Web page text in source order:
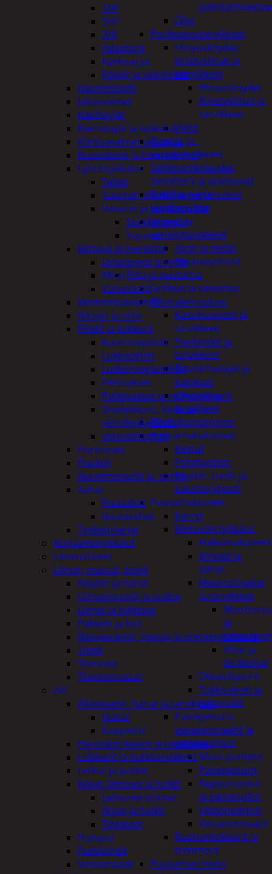
Öljyt
Perävaunutarvikkeet
Hinausköydet,
kiristysliinat ja
kiinnikkeet
Hinausköydet
Kiristysliinat ja
tarvikkeet
Valot
Rengas ja -
vannetarvikkeet
Sähköpotkulaudat,
skootterit ja ajoneuvot
Tukkikärryt ja
juontopulkat
Veneet ja
veneilytarvikkeet
Airot ja melat
Perämoottorit
Piha ja puutarha
Grillaus ja savustus
Piharakennukset
Kasvihuoneet ja
tarvikkeet
Paviljonkit ja
tarvikkeet
Puutarhavajat ja
katokset
Ulko-wc ja
tarvikkeet
Piharakentaminen
Puutarhakalusteet
Keinut
Pehmusteet
Pöydät, tuolit ja
kalusteryhmät
Puutarhakoneet
Kärryt
Metsurin työkalut
Halkomakoneet
Kirveet ja
sahat
Moottorisahat
ja tarvikkeet
ja
Viilat ja
teräketjut
Oksasilppurit
Tukkisakset ja
sahapukit
Painepesurit,
vesiautomaatit ja
uppopumput
Muut pumput
Painepesurit
Reppuruiskut
ja painepullot
Uppopumput
Vesiautomaatit
Ruohonleikkurit ja
trimmerit
Puutarhan hoito
1/4"
3/4"
3/8
Adapterit
Kärkisarjat
Räikät ja vääntimet
Iskumeisselit
Jakoavaimet
Käsihöylät
Kierretapit ja työkalut
Kiintoavaimet ja -sarjat
Kuusiokolo ja torx-avaimet
Lyöntityökalut
Taltat
Tuurnat, meistit ja piirtopuikot
Vasarat ja sorkkaraudat
Sorkkaraudat
Vasarat
Mittaus ja merkintä
Linjalangat ja kynät
Mitat
Vatupassit
Momenttiavaimet
Nitojat ja niitit
Pihdit ja leikkurit
Kuorintapihdit
Lukkopihdit
Lukkorengaspihdit
Peltisakset
Pulttisakset ja voimaleikkurit
Sivuleikkurit, kärki ja-
siirtoleukapihdit
vetoniittipihdit
Puristimet
Puukot
Ruuvimeisselit ja -sarjat
Sahat
Puusahat
Rautasahat
Työkalusarjat
Korjaamotyökalut
Lämmittimet
Liimat, massat, teipit
Köydet ja narut
Liimapistoolit ja puikot
Liimat ja lukitteet
Pakkelit ja kitit
Rasvaprässit, massa ja uretaanipistoolit
Teipit
Tiivisteet
Tiivistemassat
LVI
Allaskaapit, hanat ja tarvikkeet
Hanat
Kaapistot
Hajulukot kaivot ja tarvikkeet
Leikkurit ja putkitarvikkeet
Letkut ja putket
Nipat, liittimet ja holkit
Letkunkiristimet
Nipat ja holkit
Tiivisteet
Pumput
Putkipihdit
Vesivaraajat